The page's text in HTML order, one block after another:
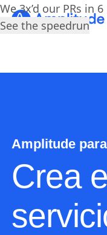
Amplitude
Crea
We 3x’d our PRs in
See the speedrun